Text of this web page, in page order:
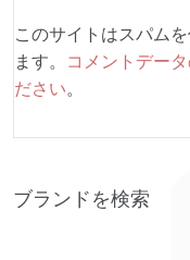
このサイトはスパム
ます。
コメントデー
ださい。
ブランドを検索